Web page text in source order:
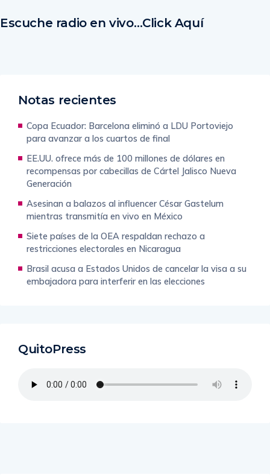
Escuche radio en vivo…Click Aquí
Notas recientes
Copa Ecuador: Barcelona eliminó a LDU Portoviejo
para avanzar a los cuartos de final
EE.UU. ofrece más de 100 millones de dólares en
recompensas por cabecillas de Cártel Jalisco Nueva
Generación
Asesinan a balazos al influencer César Gastelum
mientras transmitía en vivo en México
Siete países de la OEA respaldan rechazo a
restricciones electorales en Nicaragua
Brasil acusa a Estados Unidos de cancelar la visa a su
embajadora para interferir en las elecciones
QuitoPress